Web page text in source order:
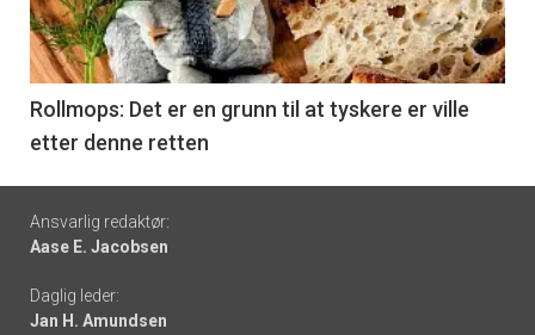
nå
-
6
Rollmops: Det er en grunn til at tyskere er ville
etter denne retten
Footer
-
links
Ansvarlig redaktør:
Aase E. Jacobsen
Daglig leder:
Jan H. Amundsen